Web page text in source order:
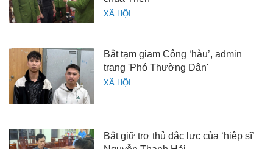
XÃ HỘI
XÃ HỘI
Bắt tạm giam Công ‘hàu’, admin
trang 'Phó Thường Dân'
Bắt giữ trợ thủ đắc lực của ‘hiệp sĩ’